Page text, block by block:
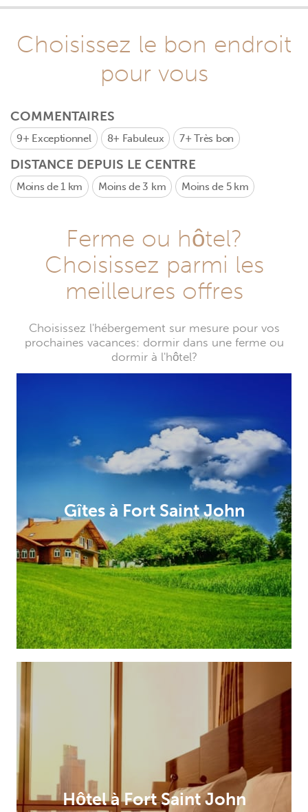
Choisissez le bon endroit
pour vous
COMMENTAIRES
9+ Exceptionnel 8+ Fabuleux 7+Très bon
DISTANCE DEPUIS LE CENTRE
Moins de 1 km Moins de 3 km Moins de 5 km
Ferme ou hôtel?
Choisissez parmi les
meilleures offres
Choisissez l'hébergement sur mesure pour vos
prochaines vacances: dormir dans une ferme ou
dormir à l'hôtel?
Gîtes à Fort Saint John
Hôtel à Fort Saint John